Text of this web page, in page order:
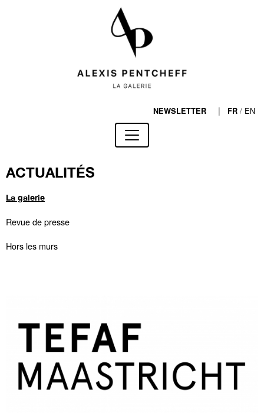
NEWSLETTER | FR / EN
ACTUALITÉS
La galerie
Revue de presse
Hors les murs